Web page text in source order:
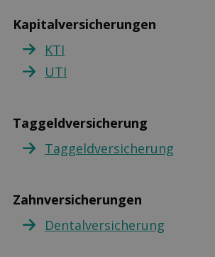
Kapitalversicherungen
KTI
UTI
Taggeldversicherung
Taggeldversicherung
Zahnversicherungen
Dentalversicherung